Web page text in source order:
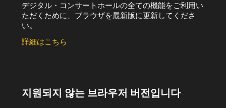
デジタル・コンサートホールの全ての機能をご利用い
ただくために、ブラウザを最新版に更新してくださ
い。
詳細はこちら
지원되지 않는 브라우저 버전입니다